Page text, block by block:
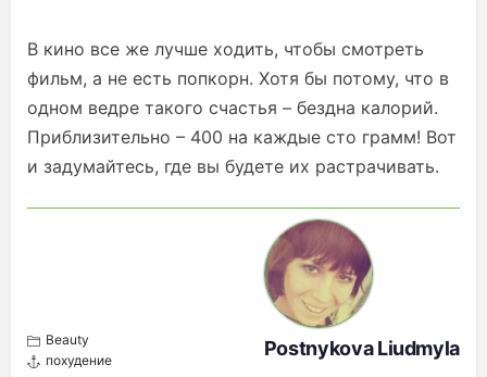
В кино все же лучше ходить, чтобы смотреть
фильм, а не есть попкорн. Хотя бы потому, что в
одном ведре такого счастья – бездна калорий.
Приблизительно – 400 на каждые сто грамм! Вот
и задумайтесь, где вы будете их растрачивать.
Beauty
похудение
Postnykova Liudmyla